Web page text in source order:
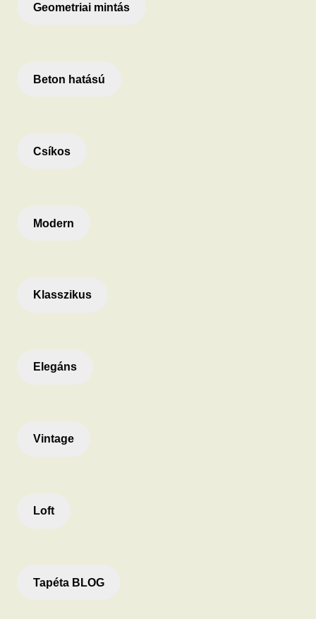
Geometriai mintás
Beton hatású
Csíkos
Modern
Klasszikus
Elegáns
Vintage
Loft
Tapéta BLOG